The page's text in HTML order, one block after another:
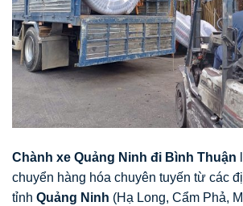
Chành xe Quảng Ninh đi Bình Thuận
chuyển hàng hóa chuyên tuyến từ các
tỉnh Quảng Ninh (Hạ Long, Cẩm Phả,